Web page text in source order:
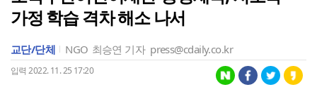
가정 학습 격차 해소 나서
교단/단체 NGO 최승연 기자 press@cdaily.co.kr
입력 2022. 11. 25 17:20